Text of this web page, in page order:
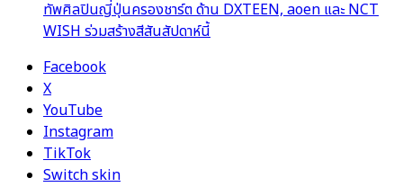
ทัพศิลปินญี่ปุ่นครองชาร์ต ด้าน DXTEEN, aoen และ NCT
WISH ร่วมสร้างสีสันสัปดาห์นี้
Facebook
X
YouTube
Instagram
TikTok
Switch skin